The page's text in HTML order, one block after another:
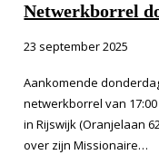
Netwerkborrel
23 september 2025
Aankomende
netwerkborrel van
in Rijswijk (Oranjelaan
over zijn Missionaire…